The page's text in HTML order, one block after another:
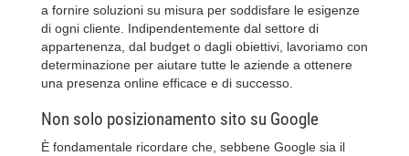
a fornire soluzioni su misura per soddisfare le esigenze
di ogni cliente. Indipendentemente dal settore di
appartenenza, dal budget o dagli obiettivi, lavoriamo con
determinazione per aiutare tutte le aziende a ottenere
una presenza online efficace e di successo.
Non solo posizionamento sito su Google
È fondamentale ricordare che, sebbene Google sia il